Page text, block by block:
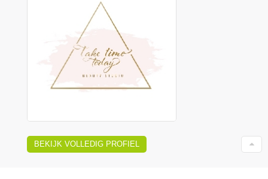
BEKIJK VOLLEDIG PROFIEL